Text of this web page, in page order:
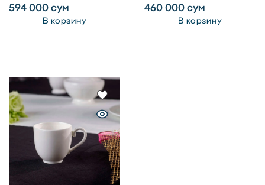
594 000сум
В корзину
460 000сум
В корзину